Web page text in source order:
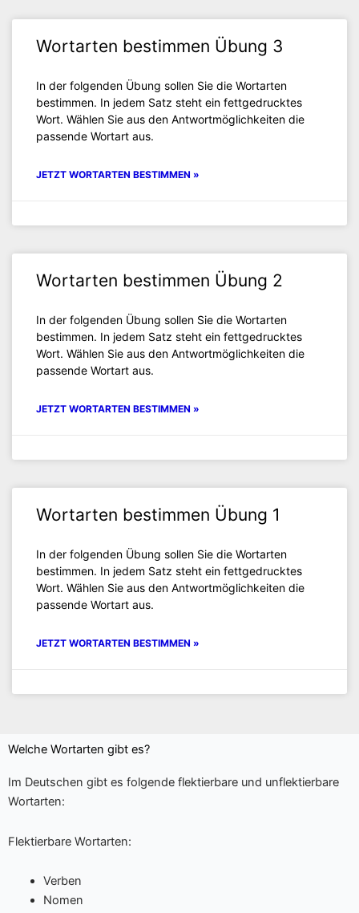
Wortarten bestimmen Übung 3
In der folgenden Übung sollen Sie die Wortarten
bestimmen. In jedem Satz steht ein fettgedrucktes
Wort. Wählen Sie aus den Antwortmöglichkeiten die
passende Wortart aus.
JETZT WORTARTEN BESTIMMEN »
Wortarten bestimmen Übung 2
In der folgenden Übung sollen Sie die Wortarten
bestimmen. In jedem Satz steht ein fettgedrucktes
Wort. Wählen Sie aus den Antwortmöglichkeiten die
passende Wortart aus.
JETZT WORTARTEN BESTIMMEN »
Wortarten bestimmen Übung 1
In der folgenden Übung sollen Sie die Wortarten
bestimmen. In jedem Satz steht ein fettgedrucktes
Wort. Wählen Sie aus den Antwortmöglichkeiten die
passende Wortart aus.
JETZT WORTARTEN BESTIMMEN »
Welche Wortarten gibt es?
Im Deutschen gibt es folgende flektierbare und unflektierbare
Wortarten:
Flektierbare Wortarten:
Verben
Nomen